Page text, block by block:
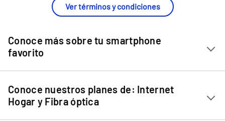
Ver términos y condiciones
Conoce más sobre tu smartphone
favorito
Chip Entel
Apple iPhone 11
Apple iPhone 12 Mini
Conoce nuestros planes de: Internet
Hogar y Fibra óptica